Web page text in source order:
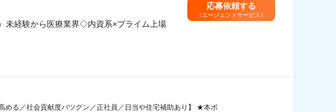
未経験から医療業界◇内資系×プライム上場
応募依頼する
（エージェントサービス）
める／社会貢献度バツグン／正社員／日当や住宅補助あり】 ★本ポ